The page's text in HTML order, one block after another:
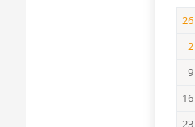
26
2
9
16
23